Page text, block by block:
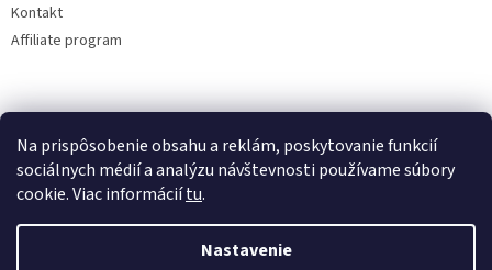
Na prispôsobenie obsahu a reklám, poskytovanie funkcií
sociálnych médií a analýzu návštevnosti používame súbory
cookie. Viac informáciítu.
Nastavenie
Kontakt
Affiliate program